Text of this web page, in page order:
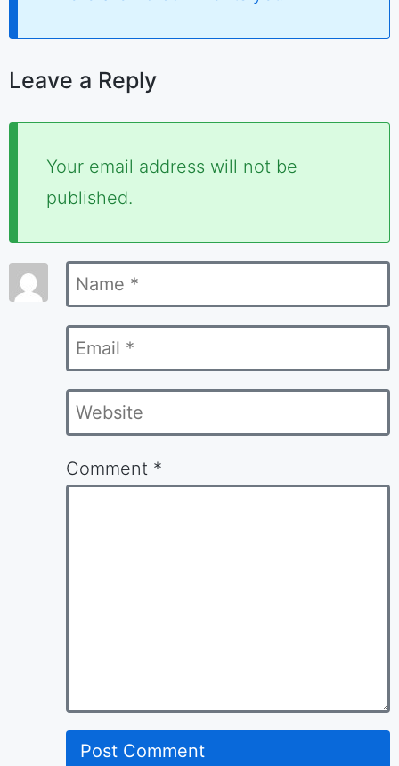
Leave a Reply
Your email address will not be
published.
Required
marked
Name
*
Email
*
Website
Comment *